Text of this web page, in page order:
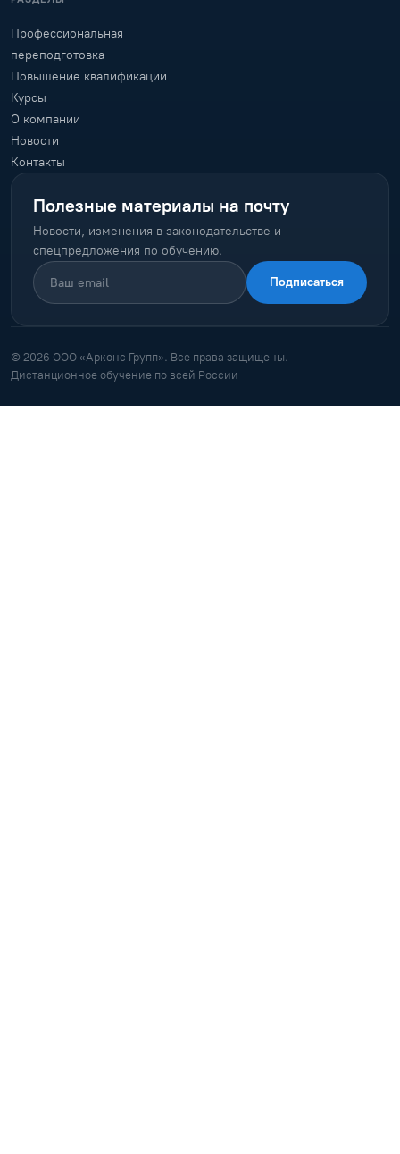
Профессиональная
переподготовка
Повышение квалификации
Курсы
О компании
Новости
Контакты
Полезные материалы на почту
Новости, изменения в законодательстве и
спецпредложения по обучению.
Подписаться
© 2026 ООО «Арконс Групп». Все права защищены.
Дистанционное обучение по всей России